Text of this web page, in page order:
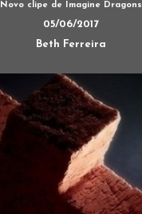
Novo clipe de Imagine Dragons
05/06/2017
Beth Ferreira